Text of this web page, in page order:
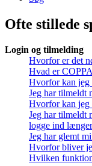
Ofte stillede
Login og tilmelding
Hvorfor er det
Hvad er
Hvorfor kan jeg
Jeg har tilmeldt
Hvorfor kan jeg
Jeg har tilmeldt
logge ind
Jeg har glemt
Hvorfor bliver
Hvilken